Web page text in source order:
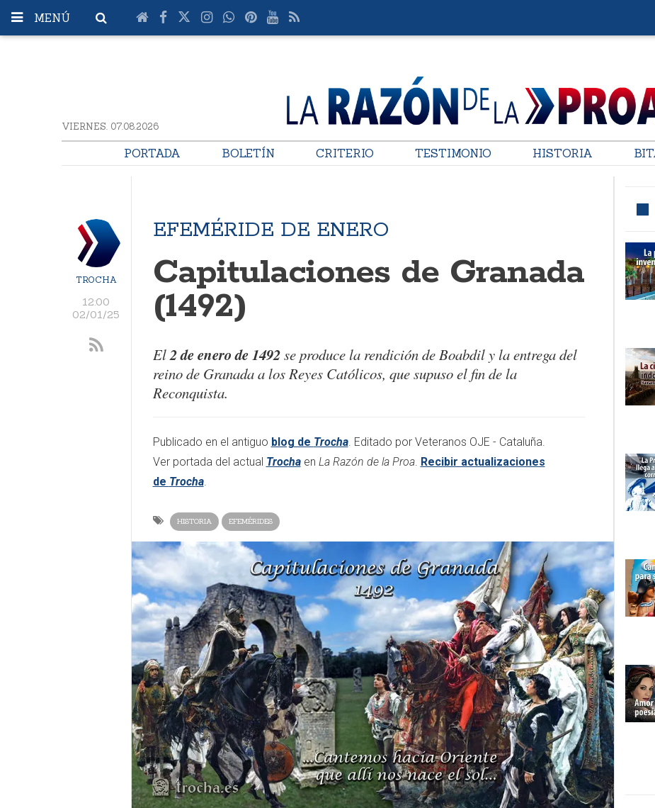
MENÚ
VIERNES. 07.08.2026
PORTADA BOLETÍN CRITERIO TESTIMONIO HISTORIA
TROCHA
12:00
02/01/25
EFEMÉRIDE DE ENERO
Capitulaciones de Granada
(1492)
El2 de enero de 1492se produce la rendición de Boabdil y la entrega del
reino de Granada a los Reyes Católicos, que supuso el fin de la
Reconquista.
Publicado en el antiguo blog de Trocha. Editado por Veteranos OJE - Cataluña.
Ver portada del actual Trochaen La Razón de la Proa. Recibir actualizaciones
de Trocha.
HISTORIA EFEMÉRIDES